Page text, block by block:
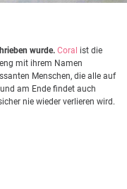
wurde. Coral ist die
mit ihrem Namen
Menschen, die alle auf
am Ende findet auch
nie wieder verlieren wird.